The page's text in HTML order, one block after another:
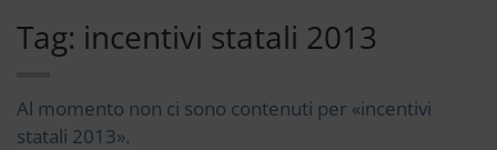
Tag: incentivi statali 2013
Al momento non ci sono contenuti per «incentivi
statali 2013».